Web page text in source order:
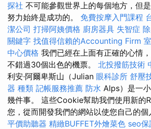
探社 不可能參觀世界上的每個地方，但
努力始終是成功的。 免費按摩入門課程
潔公司 打掃阿姨價格 廚房器具 失智症
關鍵字 找值得信賴的Accounting Firm
中心價格 我們已經在上面有正確的心情
不錯過30個出色的機票。 北投撥筋技術
利安·阿爾卑斯山（Julian 眼科診所 舒壓
器 種類 記帳服務推薦 防水 Alps）是一
幾件事。 這些Cookie幫助我們使用新的
您，從而開發我們的網站以使您自己的個
平價助聽器 精緻BUFFET外燴菜色 seo保